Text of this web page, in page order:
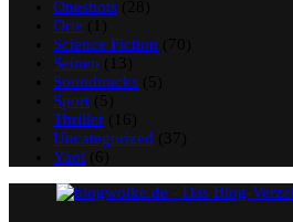
Oneshots
Orte
Science Fiction
Seinen
Soundtracks
Sport
Thriller
Uncategorized
Yaoi